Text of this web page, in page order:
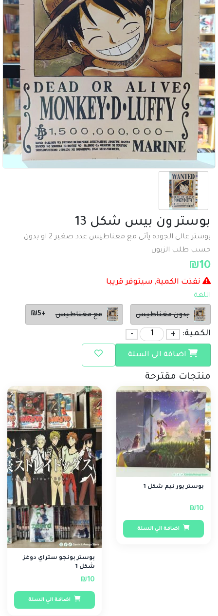
بوستر ون بيس شكل 13
بوستر عالي الجوده يأتي مع مغناطيس عدد صغير 2 او بدون
حسب طلب الزبون
₪10
نفذت الكمية, سيتوفر قريبا
اللغة
بدون مغناطيس مع مغناطيس +₪5
الكمية: +
-
اضافة الي السلة
منتجات مقترحة
بوستر يور نيم شكل 1
₪10
اضافة الي السلة
بوستر بونجو ستراي دوغز
شكل 1
₪10
اضافة الي السلة